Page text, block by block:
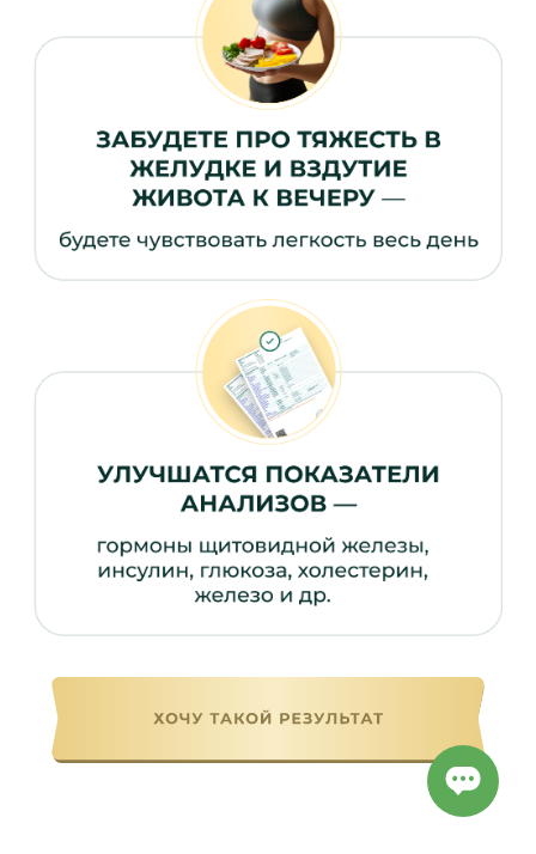
ОЛЕСЯ РЕВЕКО
Нутрициолог, научный сотрудник